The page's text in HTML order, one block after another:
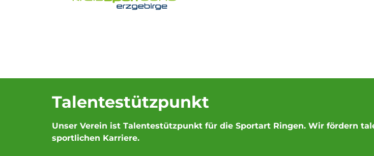
Talentestützpunkt
Unser Verein ist Talentestützpunkt für die Sportart Ringen. Wir fördern
sportlichen Karriere.